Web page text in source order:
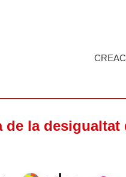
la desigualtat